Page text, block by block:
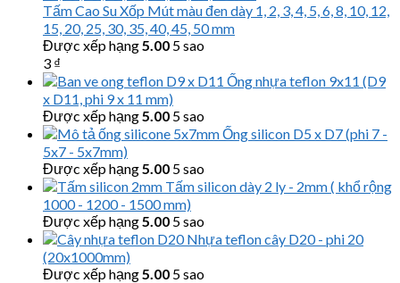
Tấm Cao Su Xốp Mút màu đen dày 1, 2, 3, 4, 5, 6, 8, 10, 12,
15, 20, 25, 30, 35, 40, 45, 50 mm
Được xếp hạng5.00 5 sao
3 ₫
Ống nhựa teflon 9x11 (D9
x D11, phi 9 x 11 mm)
Được xếp hạng5.00 5 sao
Ống silicon D5 x D7 (phi 7 -
5x7 - 5x7mm)
Được xếp hạng5.00 5 sao
Tấm silicon dày 2 ly - 2mm ( khổ rộng
1000 - 1200 - 1500 mm)
Được xếp hạng5.00 5 sao
Nhựa teflon cây D20 - phi 20
(20x1000mm)
Được xếp hạng5.00 5 sao